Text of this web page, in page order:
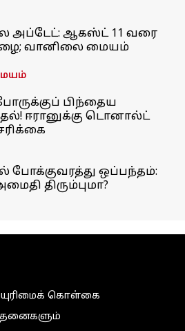
அப்டேட்: ஆகஸ்ட் 11 வரை
வானிலை மையம்
பிந்தைய
ஈரானுக்கு டொனால்ட்
போக்குவரத்து ஒப்பந்தம்:
திரும்புமா?
கொள்கை